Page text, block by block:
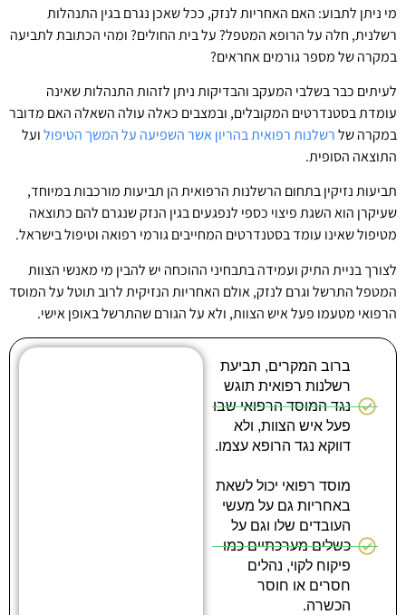
מי ניתן לתבוע: האם האחריות לנזק, ככל שאכן נגרם בגין התנהלות
רשלנית, חלה על הרופא המטפל? על בית החולים? ומהי הכתובת לתביעה
במקרה של מספר גורמים אחראים?
לעיתים כבר בשלבי המעקב והבדיקות ניתן לזהות התנהלות שאינה
עומדת בסטנדרטים המקובלים, ובמצבים כאלה עולה השאלה האם מדובר
במקרה שלרשלנות רפואית בהריון אשר השפיעה על המשך הטיפולועל
התוצאה הסופית.
תביעות נזיקין בתחום הרשלנות הרפואית הן תביעות מורכבות במיוחד,
שעיקרן הוא השגת פיצוי כספי לנפגעים בגין הנזק שנגרם להם כתוצאה
מטיפול שאינו עומד בסטנדרטים המחייבים גורמי רפואה וטיפול בישראל.
לצורך בניית התיק ועמידה בתבחיני ההוכחה יש להבין מי מאנשי הצוות
המטפל התרשל וגרם לנזק, אולם האחריות הנזיקית לרוב תוטל על המוסד
הרפואי מטעמו פעל איש הצוות, ולא על הגורם שהתרשל באופן אישי.
ברוב המקרים, תביעת
רשלנות רפואית תוגש
נגד המוסד הרפואי שבו
פעל איש הצוות, ולא
דווקא נגד הרופא עצמו.
מוסד רפואי יכול לשאת
באחריות גם על מעשי
העובדים שלו וגם על
כשלים מערכתיים כמו
פיקוח לקוי, נהלים
חסרים או חוסר
הכשרה.